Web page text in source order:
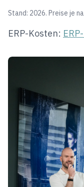
Stand: 2026. Preise je
ERP-Kosten: